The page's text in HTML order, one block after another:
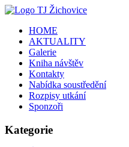
HOME
AKTUALITY
Galerie
Kniha návštěv
Kontakty
Nabídka soustředění
Rozpisy utkání
Sponzoři
Kategorie